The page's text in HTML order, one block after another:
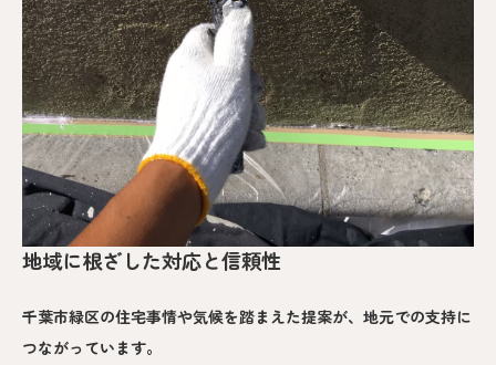
地域に根ざした対応と信頼性
千葉市緑区の住宅事情や気候を踏まえた提案が、地元での支持に
つながっています。